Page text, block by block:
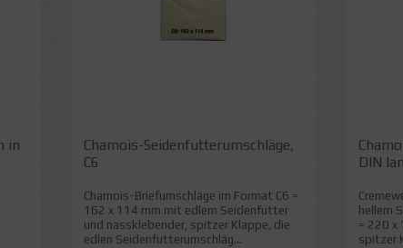
in
Chamois-Seidenfutterumschläge,
C6
Chamois-Briefumschläge im Format C6 =
162 x 114 mm mit edlem Seidenfutter
und nassklebender, spitzer Klappe, die
edlen Seidenfutterumschläg...
DIN
hellem
= 220 x
spitzer